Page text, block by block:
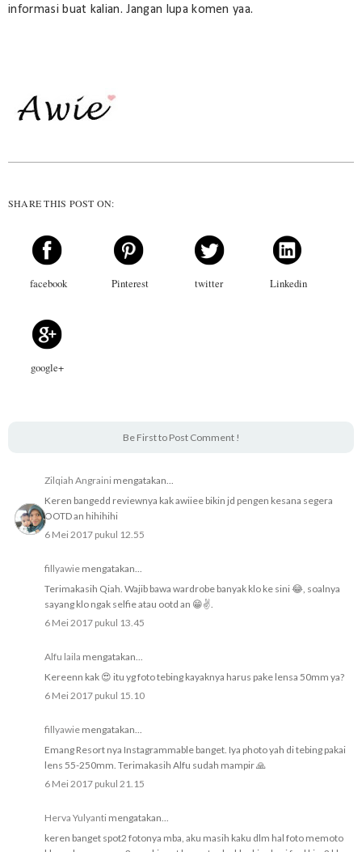
informasi buat kalian. Jangan lupa komen yaa.
SHARE THIS POST ON:
facebook Pinterest twitter Linkedin
google+
Be First to Post Comment !
Zilqiah Angraini mengatakan...
Keren bangedd reviewnya kak awiiee bikin jd pengen kesana segera
OOTD an hihihihi
6 Mei 2017 pukul 12.55
fillyawie mengatakan...
Terimakasih Qiah. Wajib bawa wardrobe banyak klo ke sini 😂, soalnya
sayang klo ngak selfie atau ootd an 😁✌️.
6 Mei 2017 pukul 13.45
Alfu laila mengatakan...
Kereenn kak 😍 itu yg foto tebing kayaknya harus pake lensa 50mm ya?
6 Mei 2017 pukul 15.10
fillyawie mengatakan...
Emang Resort nya Instagrammable banget. Iya photo yah di tebing pakai
lens 55-250mm. Terimakasih Alfu sudah mampir 🙏
6 Mei 2017 pukul 21.15
Herva Yulyanti mengatakan...
keren banget spot2 fotonya mba, aku masih kaku dlm hal foto memoto